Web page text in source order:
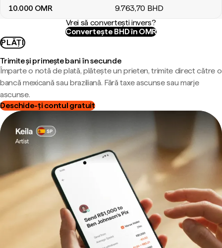
10.000 OMR 9.763,70 BHD
Vrei să convertești invers?
Convertește BHD în OMR
PLĂȚI
Trimite și primește bani în secunde
Împarte o notă de plată, plătește un prieten, trimite direct către o
bancă mexicană sau braziliană. Fără taxe ascunse sau marje
ascunse.
Deschide-ți contul gratuit